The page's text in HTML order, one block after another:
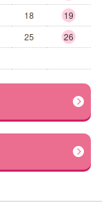
18
19
25
26